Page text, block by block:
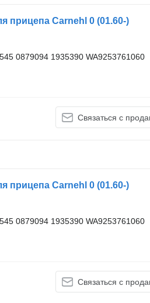
прицепа Carnehl 0 (01.60-)
0879094 1935390 WA9253761060
Связаться с
прицепа Carnehl 0 (01.60-)
0879094 1935390 WA9253761060
Связаться с